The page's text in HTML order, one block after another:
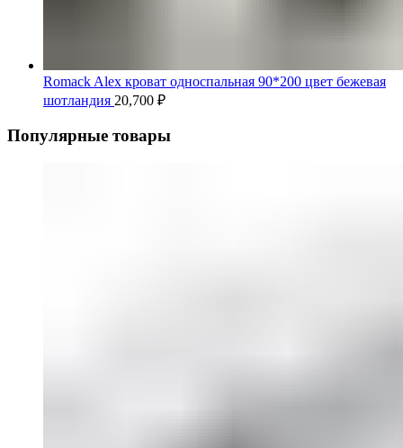
Romack Alex кроват односпальная 90*200 цвет бежевая
шотландия 20,700 ₽
Популярные товары